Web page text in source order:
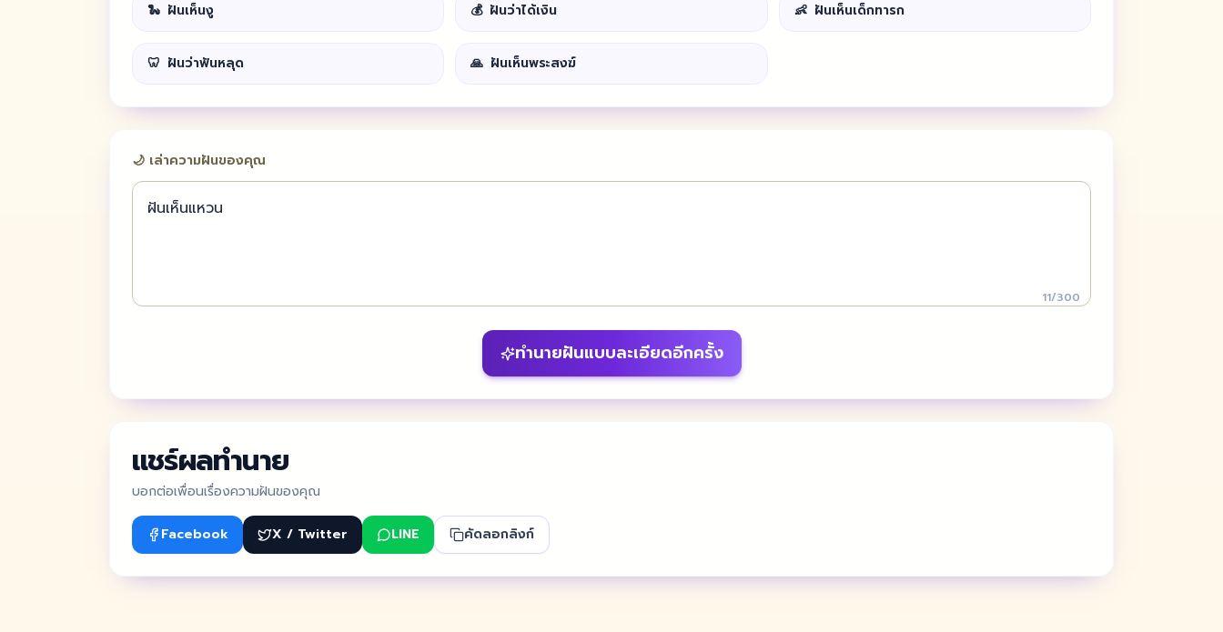
🐍 ฝันเห็นงู 💰 ฝันว่าได้เงิน 👶 ฝันเห็นเด็กทารก
🦷 ฝันว่าฟันหลุด 🙏 ฝันเห็นพระสงฆ์
🌙 เล่าความฝันของคุณ
11/300
ทำนายฝันแบบละเอียดอีกครั้ง
แชร์ผลทำนาย
บอกต่อเพื่อนเรื่องความฝันของคุณ
Facebook X / Twitter LINE คัดลอกลิงก์